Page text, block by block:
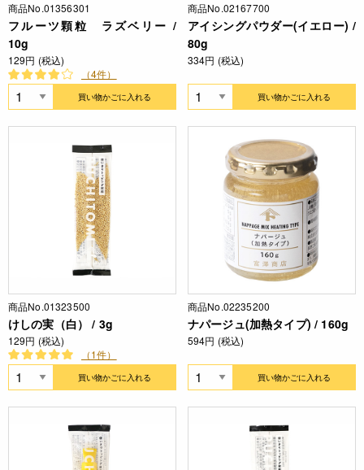
商品No.01356301
フルーツ顆粒 ラズベリー /
10g
129円 (税込)
（4件）
買い物かごに入れる
商品No.02167700
アイシングパウダー(イエロー) /
80g
334円 (税込)
買い物かごに入れる
商品No.01323500
けしの実（白） / 3g
129円 (税込)
（1件）
買い物かごに入れる
商品No.02235200
ナパージュ(加熱タイプ) / 160g
594円 (税込)
買い物かごに入れる